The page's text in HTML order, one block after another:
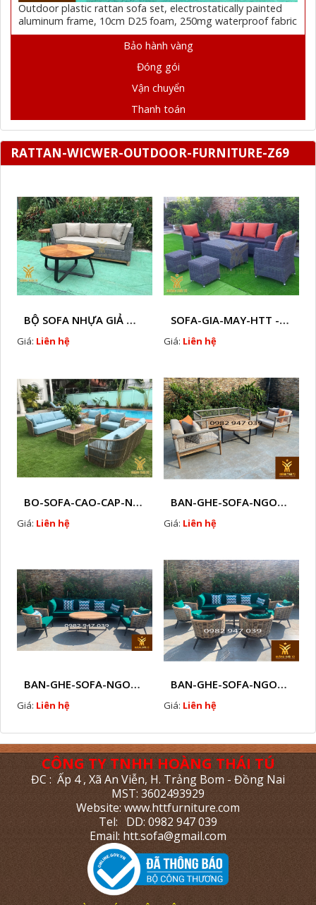
Outdoor plastic rattan sofa set, electrostatically painted
aluminum frame, 10cm D25 foam, 250mg waterproof fabric
Bảo hành vàng
Đóng gói
Vận chuyển
Thanh toán
RATTAN-WICWER-OUTDOOR-FURNITURE-Z69
BỘ SOFA NHỰA GIẢ MÂY HTT - S86
Giá: Liên hệ
SOFA-GIA-MAY-HTT - S61 COPY
Giá: Liên hệ
BO-SOFA-CAO-CAP-NHUA-GIA-MAY-HTT - S88
Giá: Liên hệ
BAN-GHE-SOFA-NGOAI-TROI-GIA-MAY-KN12
Giá: Liên hệ
BAN-GHE-SOFA-NGOAI-TROI-GIA-MAY-KN11
Giá: Liên hệ
BAN-GHE-SOFA-NGOAI-TROI-GIA-MAY-KN10
Giá: Liên hệ
CÔNG TY TNHH HOÀNG THÁI TÚ
ĐC : Ấp 4 , Xã An Viễn, H. Trảng Bom - Đồng Nai
MST: 3602493929
Website: www.httfurniture.com
Tel: DD: 0982 947 039
Email: htt.sofa@gmail.com